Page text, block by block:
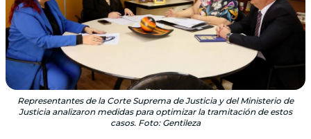
Representantes de la Corte Suprema de Justicia y del Ministerio de
Justicia analizaron medidas para optimizar la tramitación de estos
casos. Foto: Gentileza